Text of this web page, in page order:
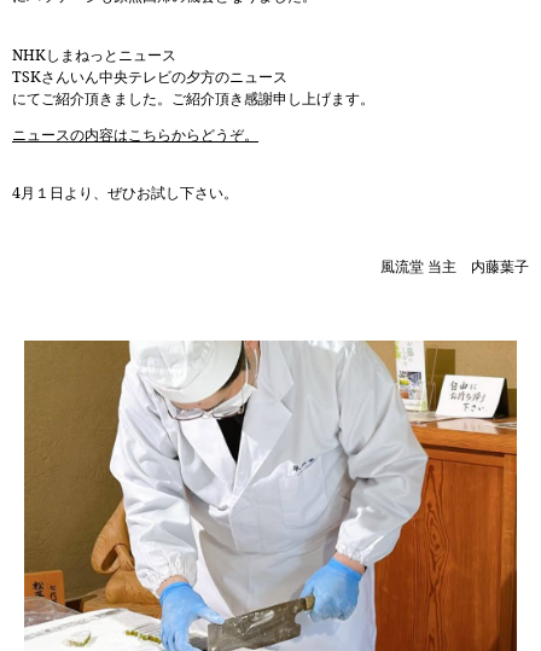
NHKしまねっとニュース
TSKさんいん中央テレビの夕方のニュース
にてご紹介頂きました。ご紹介頂き感謝申し上げます。
ニュースの内容はこちらからどうぞ。
4月１日より、ぜひお試し下さい。
風流堂 当主 内藤葉子